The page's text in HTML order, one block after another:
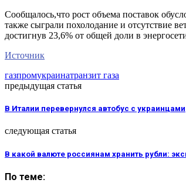
Сообщалось,что рост объема поставок
также сыграли похолодание и отсутствие
достигнув 23,6% от общей доли в
Источник
газпромукраинатранзит газа
предыдущая статья
В Италии перевернулся автобус с украинцами
следующая статья
В какой валюте россиянам хранить рубли:
По теме: